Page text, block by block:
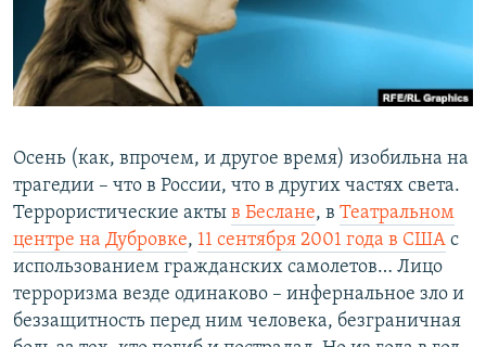
Все сайты РСЕ/РС
Осень (как, впрочем, и другое время) изобильна на
трагедии – что в России, что в других частях света.
Террористические акты в Беслане, в Театральном
центре на Дубровке, 11 сентября 2001 года в США с
использованием гражданских самолетов… Лицо
терроризма везде одинаково – инфернальное зло и
беззащитность перед ним человека, безграничная